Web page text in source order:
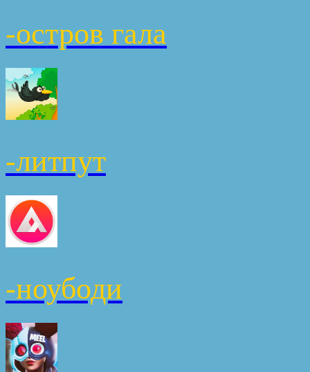
-oстров гала
-литпут
-ноубоди